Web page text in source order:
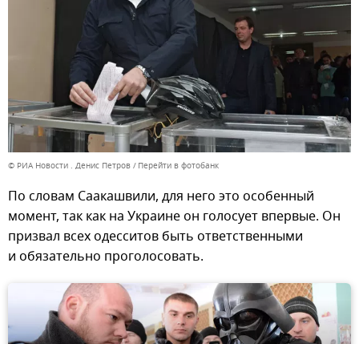
© РИА Новости . Денис Петров Перейти в фотобанк
По словам Саакашвили, для него это особенный
момент, так как на Украине он голосует впервые. Он
призвал всех одесситов быть ответственными
и обязательно проголосовать.